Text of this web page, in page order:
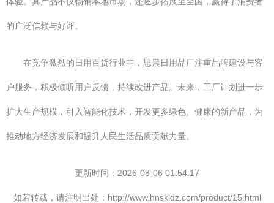
的广泛信赖与好评。
在竞争激烈的日用百货行业中，思晨日用品厂注重品牌建设与客
户服务，积极倾听用户反馈，持续改进产品。未来，工厂计划进一步
扩大生产规模，引入智能化技术，开发更多绿色、健康的新产品，为
推动地方经济发展和提升人民生活品质贡献力量。
更新时间：2026-08-06 01:54:17
如若转载，请注明出处：http://www.hnskldz.com/product/15.html